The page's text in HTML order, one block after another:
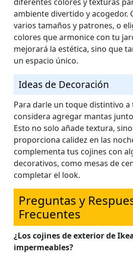
ambiente divertido y acogedor.
varios tamaños y patrones, o
colores que armonice con tu
mejorará la estética, sino que
un espacio único.
Ideas de Decoración
Para darle un toque distintivo a
considera agregar mantas
Esto no solo añade textura,
proporciona calidez en las
complementa tus cojines con
decorativos, como mesas de
completar el look.
Preguntas y
Frecuentes
¿Los cojines de exterior de
impermeables?